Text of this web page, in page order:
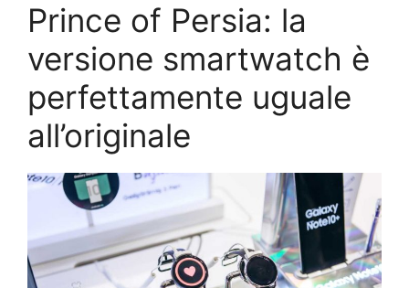
Prince of Persia: la
versione smartwatch è
perfettamente uguale
all’originale